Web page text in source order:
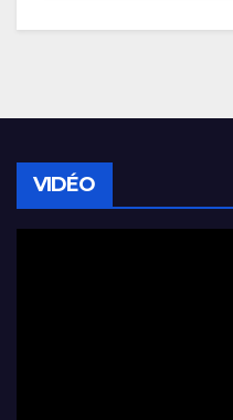
VIDÉO